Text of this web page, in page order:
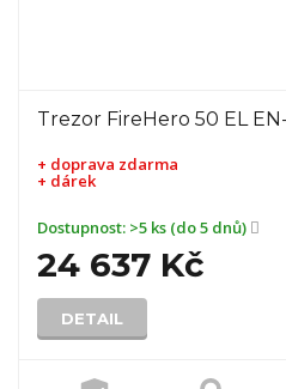
Trezor FireHero 50 EL
+ doprava zdarma
+ dárek
Dostupnost: >5 ks (do 5 dnů)
24 637 Kč
DETAIL